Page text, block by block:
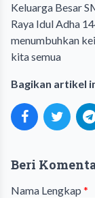
Keluarga Besar
Raya Idul Adha
menumbuhkan
kita semua
Bagikan artikel
Beri
Nama Lengkap *